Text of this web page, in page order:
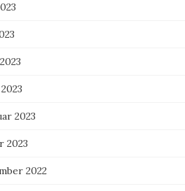
2023
2023
2022